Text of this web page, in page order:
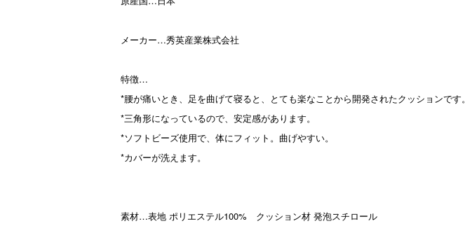
メーカー…秀英産業株式会社
特徴…
*腰が痛いとき、足を曲げて寝ると、とても楽なことから開発されたクッションです。
*三角形になっているので、安定感があります。
*ソフトビーズ使用で、体にフィット。曲げやすい。
*カバーが洗えます。
素材…表地 ポリエステル100% クッション材 発泡スチロール